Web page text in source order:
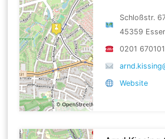
Schloßstr.
45359
0201 670101
Website